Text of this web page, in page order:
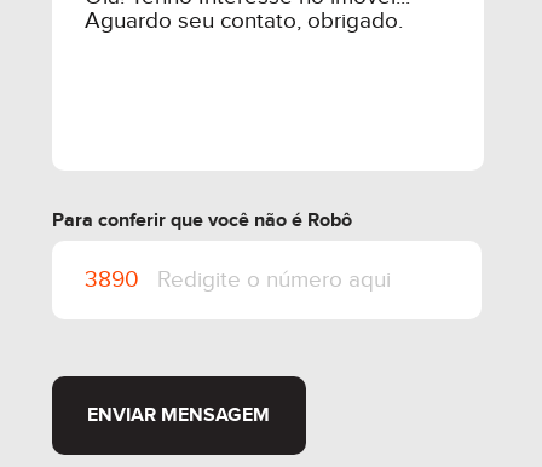
Para conferir que você não é Robô
ENVIAR MENSAGEM